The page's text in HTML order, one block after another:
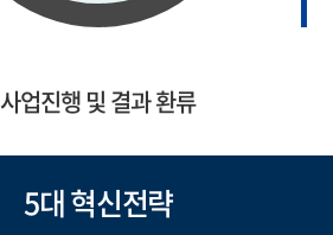
사업진행 및 결과 환류
5대 혁신전략